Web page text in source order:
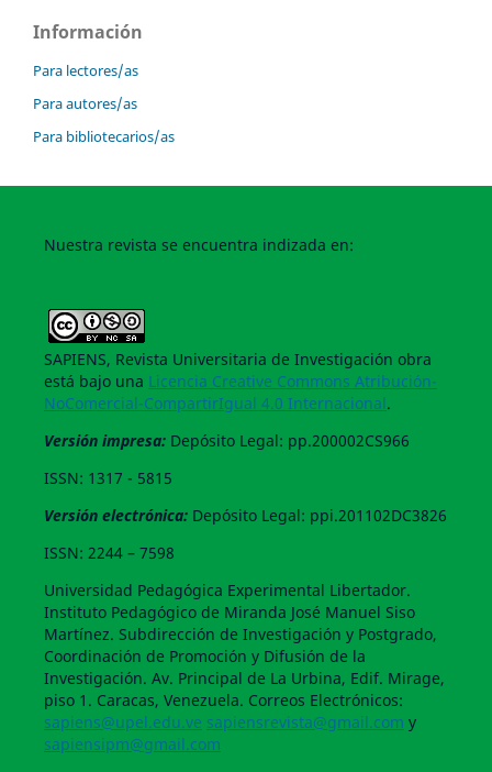
Información
Para lectores/as
Para autores/as
Para bibliotecarios/as
Nuestra revista se encuentra indizada en:
SAPIENS, Revista Universitaria de Investigación obra
está bajo una Licencia Creative Commons Atribución-
NoComercial-CompartirIgual 4.0 Internacional.
Versión impresa: Depósito Legal: pp.200002CS966
ISSN: 1317 - 5815
Versión electrónica: Depósito Legal: ppi.201102DC3826
ISSN: 2244 – 7598
Universidad Pedagógica Experimental Libertador.
Instituto Pedagógico de Miranda José Manuel Siso
Martínez. Subdirección de Investigación y Postgrado,
Coordinación de Promoción y Difusión de la
Investigación. Av. Principal de La Urbina, Edif. Mirage,
piso 1. Caracas, Venezuela. Correos Electrónicos:
sapiens@upel.edu.ve sapiensrevista@gmail.com y
sapiensipm@gmail.com